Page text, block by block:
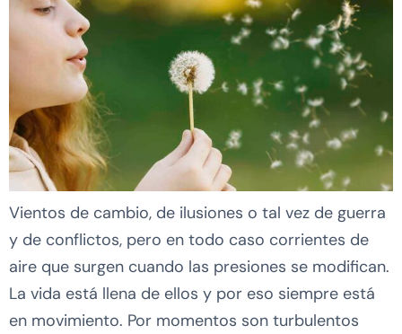
Vientos de cambio, de ilusiones o tal vez de guerra
y de conflictos, pero en todo caso corrientes de
aire que surgen cuando las presiones se modifican.
La vida está llena de ellos y por eso siempre está
en movimiento. Por momentos son turbulentos